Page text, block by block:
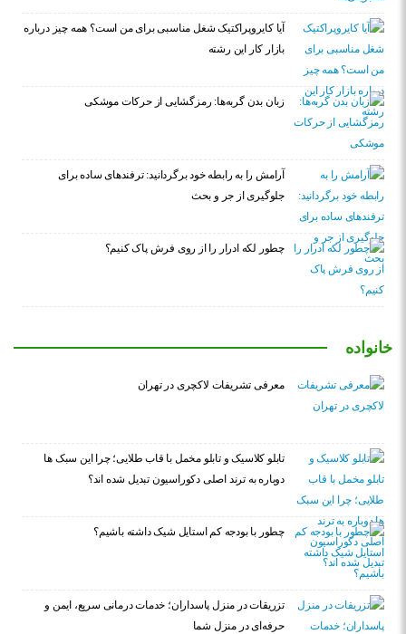
آیا کایروپراکتیک شغل مناسبی برای من است؟ همه چیز درباره
بازار کار این رشته
زبان بدن گربه‌ها: رمزگشایی از حرکات موشکی
آرامش را به رابطه خود برگردانید: ترفندهای ساده برای
جلوگیری از جر و بحث
چطور لکه ادرار را از روی فرش پاک کنیم؟
خانواده
معرفی تشریفات لاکچری در تهران
تابلو کلاسیک و تابلو مخمل با قاب طلایی؛ چرا این سبک ها
دوباره به ترند اصلی دکوراسیون تبدیل شده اند؟
چطور با بودجه کم استایل شیک داشته باشیم؟
تزریقات در منزل پاسداران؛ خدمات درمانی سریع، ایمن و
حرفه‌ای در منزل شما